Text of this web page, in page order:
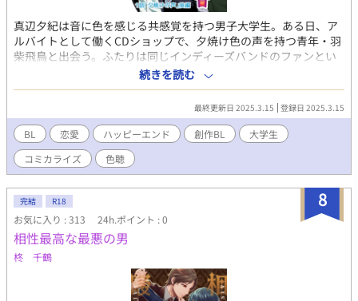
真辺夕紀は音に色を感じる共感覚を持つ男子大学生。ある日、ア
ルバイトとして働くCDショップで、夕焼け色の声を持つ青年・羽
柴飛鳥と出会う。ふたりは同じインディーズバンドのファンとい
うことで盛り上がり、徐々に仲を深めていくが……。 蒼樹里緒様
の小説をコミカライズしました。 原作はこちらから⇨
https://www.pixiv.net/novel/series/8441120
続きを読む
最終更新日 2025.3.15 登録日 2025.3.15
BL 恋愛 ハッピーエンド 創作BL
大学生
コミカライズ
色聴
8
完結 R18
お気に入り : 313 24h.ポイント : 0
相性最高な最悪の男
柊 千鶴